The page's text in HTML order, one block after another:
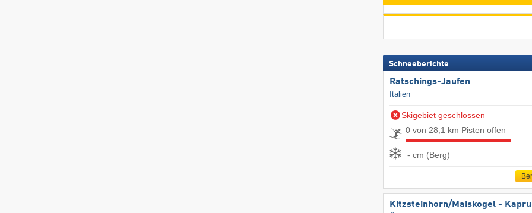
Schneeberichte
Ratschings-Jaufen
Italien
Skigebiet geschlossen
0 von 28,1 km Pisten offen
- cm (Berg)
Kitzsteinhorn/​Maiskogel -